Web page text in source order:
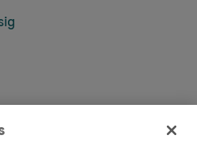
som er målsatt til en stor